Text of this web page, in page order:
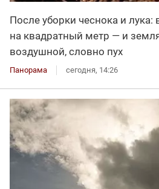
После уборки чеснока и
на квадратный метр — и
воздушной, словно пух
Панорама сегодня, 14:26